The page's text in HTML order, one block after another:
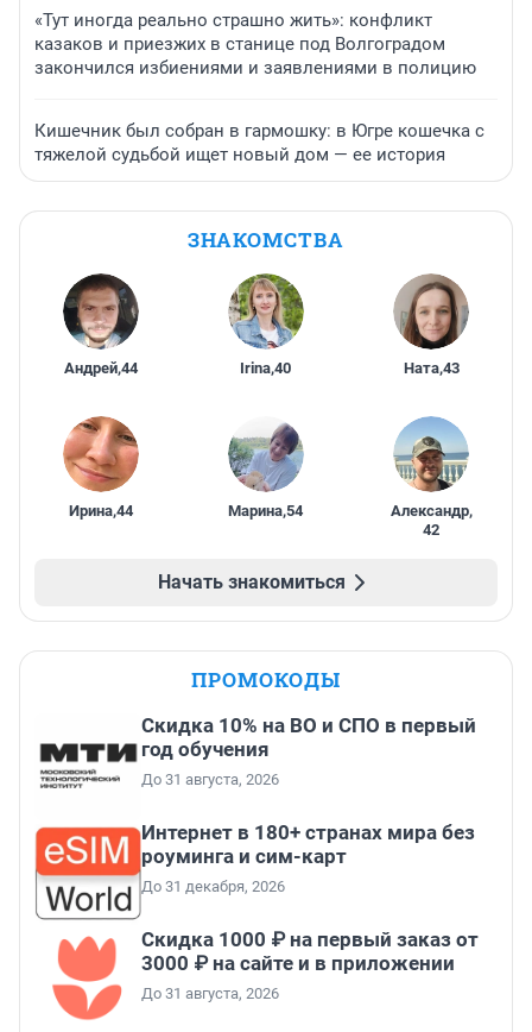
«Тут иногда реально страшно жить»: конфликт
казаков и приезжих в станице под Волгоградом
закончился избиениями и заявлениями в полицию
Кишечник был собран в гармошку: в Югре кошечка с
тяжелой судьбой ищет новый дом — ее история
ЗНАКОМСТВА
Андрей,44 Irina,40 Ната,43
Ирина,44 Марина,54 Александр,
42
Начать знакомиться
ПРОМОКОДЫ
Скидка 10% на ВО и СПО в первый
год обучения
До 31 августа, 2026
Интернет в 180+ странах мира без
роуминга и сим-карт
До 31 декабря, 2026
Скидка 1000 ₽ на первый заказ от
3000 ₽ на сайте и в приложении
До 31 августа, 2026